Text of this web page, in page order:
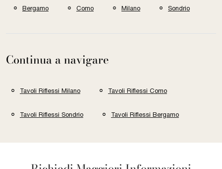
Bergamo Como Milano Sondrio
Continua a navigare
Tavoli Riflessi Milano Tavoli Riflessi Como
Tavoli Riflessi Sondrio Tavoli Riflessi Bergamo